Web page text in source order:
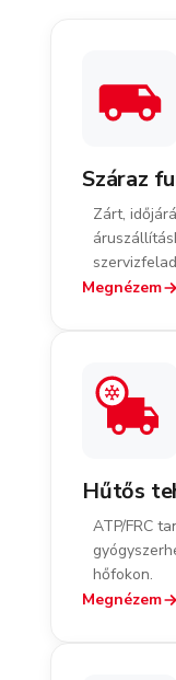
Száraz
Zárt,
Megnézem
Hűtős
ATP/FRC
hőfokon.
Megnézem